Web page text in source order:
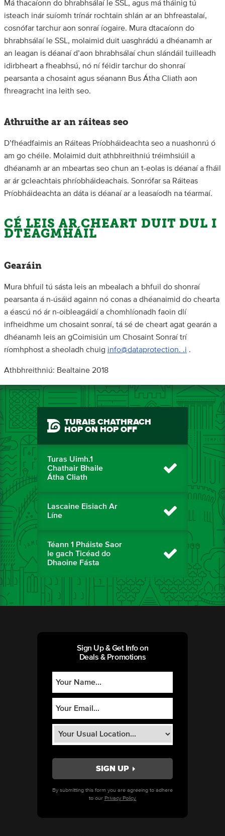
Má thacaíonn do bhrabhsálaí le SSL, agus má tháinig tú
isteach inár suíomh trínár rochtain shlán ar an bhfreastalaí,
cosnófar tarchur aon sonraí íogaire. Mura dtacaíonn do
bhrabhsálaí le SSL, molaimid duit uasghrádú a dhéanamh ar
an leagan is déanaí d’aon bhrabhsálaí chun slándáil tuilleadh
idirbheart a fheabhsú, nó ní féidir tarchur do shonraí
pearsanta a chosaint agus séanann Bus Átha Cliath aon
fhreagracht ina leith seo.
Athruithe ar an ráiteas seo
D’fhéadfaimis an Ráiteas Príobháideachta seo a nuashonrú ó
am go chéile. Molaimid duit athbhreithniú tréimhsiúil a
dhéanamh ar an mbeartas seo chun an t-eolas is déanaí a fháil
ar ár gcleachtais phríobháideachais. Sonrófar sa Ráiteas
Príobháideachta an dáta is déanaí ar a leasaíodh na téarmaí.
CÉ LEIS AR CHEART DUIT DUL I
DTEAGMHÁIL
Gearáin
Mura bhfuil tú sásta leis an mbealach a bhfuil do shonraí
pearsanta á n-úsáid againn nó conas a dhéanaimid do chearta
a éascú nó ár n-oibleagáidí a chomhlíonadh faoin dlí
infheidhme um chosaint sonraí, tá sé de cheart agat gearán a
dhéanamh leis an gCoimisiún um Chosaint Sonraí trí
ríomhphost a sheoladh chuig info@dataprotection. .i .
Athbhreithniú: Bealtaine 2018
TURAIS CHATHRACH
HOP ON HOP OFF
Turas Uimh.1
Chathair Bhaile
Átha Cliath
Lascaine Eisiach Ar
Líne
Téann 1 Pháiste Saor
le gach Ticéad do
Dhaoine Fásta
Sign Up & Get Info on
Deals & Promotions
By submitting this form you are agreeing to adhere
to our Privacy Policy.